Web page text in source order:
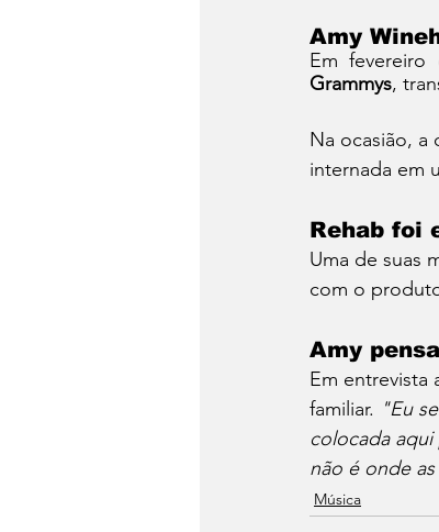
Amy
Grammys,
Na ocasião, a
internada em
Rehab foi
Uma de suas
com o
Amy
Em entrevista
familiar. "Eu
colocada aqui
não é onde
Música